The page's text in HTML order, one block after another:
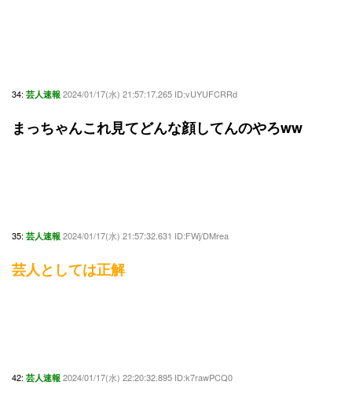
34: 芸人速報 2024/01/17(水) 21:57:17.265 ID:vUYUFCRRd
まっちゃんこれ見てどんな顔してんのやろww
35: 芸人速報 2024/01/17(水) 21:57:32.631 ID:FWj/DMrea
芸人としては正解
42: 芸人速報 2024/01/17(水) 22:20:32.895 ID:k7rawPCQ0